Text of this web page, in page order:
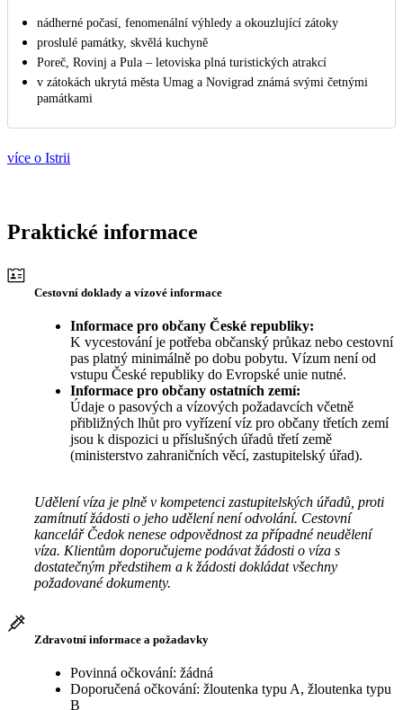
nádherné počasí, fenomenální výhledy a okouzlující zátoky
proslulé památky, skvělá kuchyně
Poreč, Rovinj a Pula – letoviska plná turistických atrakcí
v zátokách ukrytá města Umag a Novigrad známá svými četnými
památkami
více o Istrii
Praktické informace
Cestovní doklady a vízové informace
Informace pro občany České republiky:
K vycestování je potřeba občanský průkaz nebo cestovní
pas platný minimálně po dobu pobytu. Vízum není od
vstupu České republiky do Evropské unie nutné.
Informace pro občany ostatních zemí:
Údaje o pasových a vízových požadavcích včetně
přibližných lhůt pro vyřízení víz pro občany třetích zemí
jsou k dispozici u příslušných úřadů třetí země
(ministerstvo zahraničních věcí, zastupitelský úřad).
Udělení víza je plně v kompetenci zastupitelských úřadů, proti
zamítnutí žádosti o jeho udělení není odvolání. Cestovní
kancelář Čedok nenese odpovědnost za případné neudělení
víza. Klientům doporučujeme podávat žádosti o víza s
dostatečným předstihem a k žádosti dokládat všechny
požadované dokumenty.
Zdravotní informace a požadavky
Povinná očkování: žádná
Doporučená očkování: žloutenka typu A, žloutenka typu
B